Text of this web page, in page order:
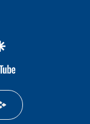
google
youtube-